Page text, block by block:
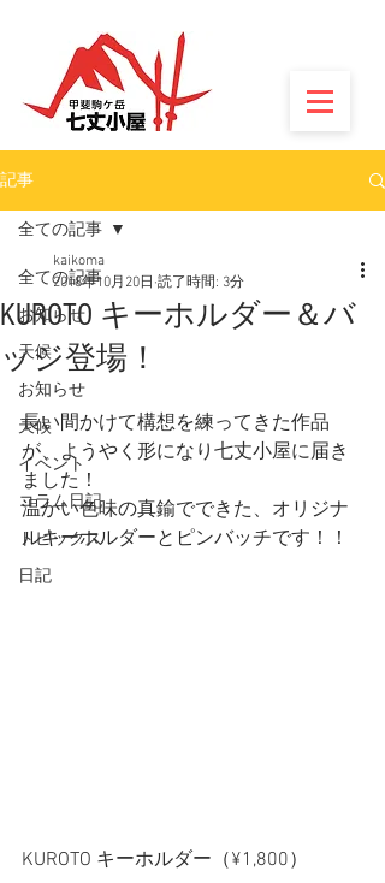
記事
全ての記事
お知らせ
天候
お知らせ
天候
イベント
コラム日記
トピックス
日記
全ての記事
KUROTO キーホルダー＆バ
ッジ登場！
kaikoma
2018年10月20日 読了時間: 3分
長い間かけて構想を練ってきた作品
が、ようやく形になり七丈小屋に届き
ました！
温かい色味の真鍮でできた、オリジナ
ルキーホルダーとピンバッチです！！
KUROTO キーホルダー（¥1,800）